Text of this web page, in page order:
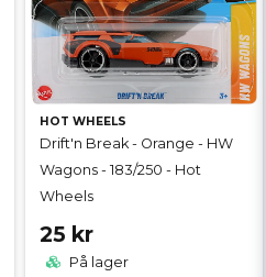
HOT WHEELS
Drift'n Break - Orange - HW
Wagons - 183/250 - Hot
Wheels
25 kr
På lager